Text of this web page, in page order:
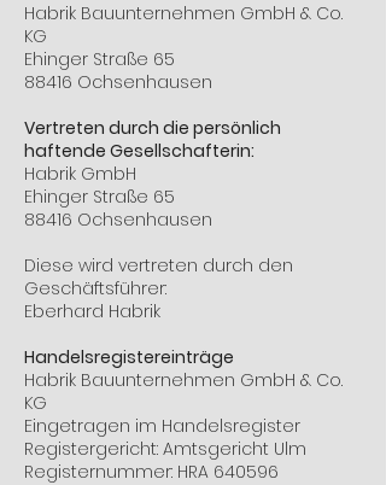
Habrik Bauunternehmen GmbH & Co.
KG
Ehinger Straße 65
88416 Ochsenhausen
Vertreten durch die persönlich
haftende Gesellschafterin:
Habrik GmbH
Ehinger Straße 65
88416 Ochsenhausen
Diese wird vertreten durch den
Geschäftsführer:
Eberhard Habrik
Handelsregistereinträge
Habrik Bauunternehmen GmbH & Co.
KG
Eingetragen im Handelsregister
Registergericht: Amtsgericht Ulm
Registernummer: HRA 640596